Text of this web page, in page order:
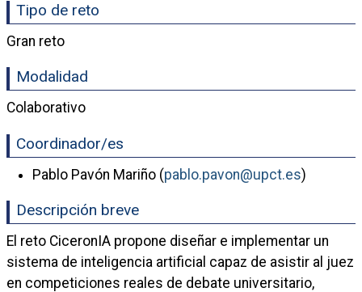
Tipo de reto
Gran reto
Modalidad
Colaborativo
Coordinador/es
Pablo Pavón Mariño (pablo.pavon@upct.es)
Descripción breve
El reto CiceronIA propone diseñar e implementar un
sistema de inteligencia artificial capaz de asistir al juez
en competiciones reales de debate universitario,